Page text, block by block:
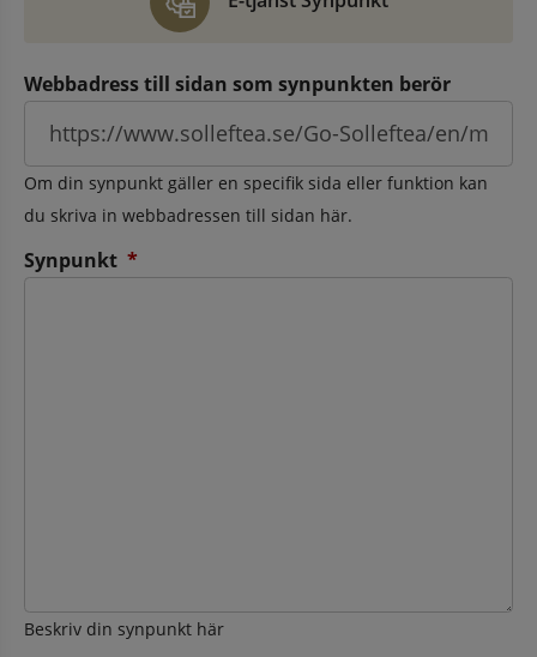
Webbadress till sidan som synpunkten berör
Om din synpunkt gäller en specifik sida eller funktion kan
du skriva in webbadressen till sidan här.
Synpunkt *
Beskriv din synpunkt här